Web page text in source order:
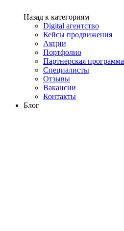
Назад к категориям
Digital агентство
Кейсы продвижения
Акции
Портфолио
Партнерская программа
Специалисты
Отзывы
Вакансии
Контакты
Блог